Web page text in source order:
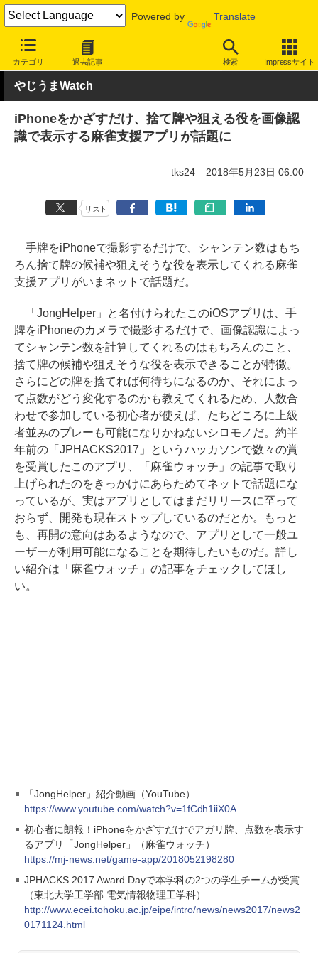
Powered by Translate
カテゴリ 過去記事 検索 Impressサイト
INTERNET Watch トピック
やじうまWatch
iPhoneをかざすだけ、捨て牌や狙える役を画像認
識で表示する麻雀支援アプリが話題に
tks24 2018年5月23日 06:00
リスト
手牌をiPhoneで撮影するだけで、シャンテン数はもち
ろん捨て牌の候補や狙えそうな役を表示してくれる麻雀
支援アプリがいまネットで話題だ。
「JongHelper」と名付けられたこのiOSアプリは、手
牌をiPhoneのカメラで撮影するだけで、画像認識によっ
てシャンテン数を計算してくれるのはもちろんのこと、
捨て牌の候補や狙えそうな役を表示できることが特徴。
さらにどの牌を捨てれば何待ちになるのか、それによっ
て点数がどう変化するのかも教えてくれるため、人数合
わせで参加している初心者が使えば、たちどころに上級
者並みのプレーも可能になりかねないシロモノだ。約半
年前の「JPHACKS2017」というハッカソンで数々の賞
を受賞したこのアプリ、「麻雀ウォッチ」の記事で取り
上げられたのをきっかけにあらためてネットで話題にな
っているが、実はアプリとしてはまだリリースに至って
おらず、開発も現在ストップしているのだとか。もっと
も、再開の意向はあるようなので、アプリとして一般ユ
ーザーが利用可能になることを期待したいものだ。詳し
い紹介は「麻雀ウォッチ」の記事をチェックしてほし
い。
「JongHelper」紹介動画（YouTube）
https://www.youtube.com/watch?v=1fCdh1iiX0A
初心者に朗報！iPhoneをかざすだけでアガリ牌、点数を表示す
るアプリ「JongHelper」（麻雀ウォッチ）
https://mj-news.net/game-app/2018052198280
JPHACKS 2017 Award Dayで本学科の2つの学生チームが受賞
（東北大学工学部 電気情報物理工学科）
http://www.ecei.tohoku.ac.jp/eipe/intro/news/news2017/news2
0171124.html